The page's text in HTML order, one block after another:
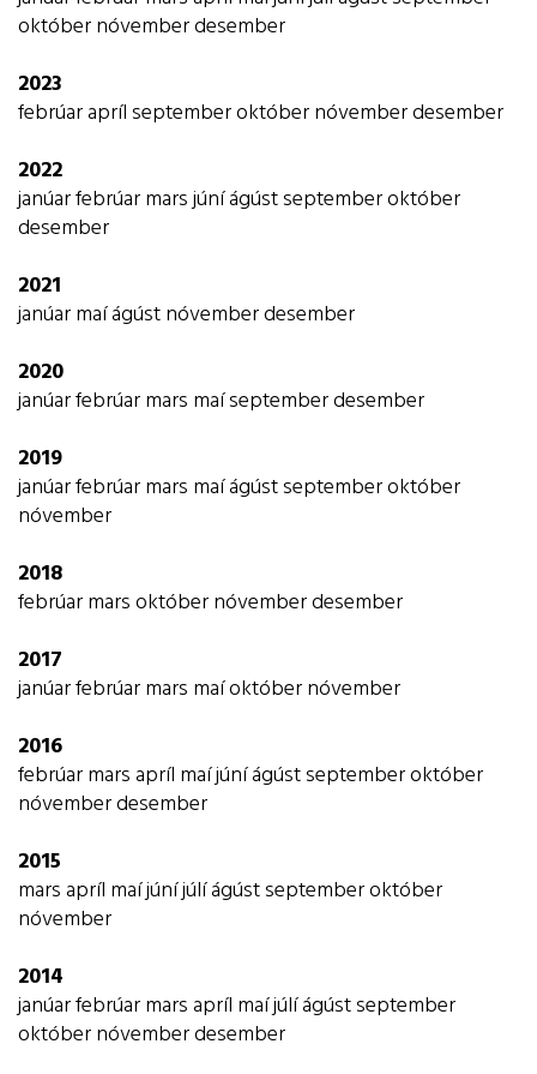
októbernóvemberdesember
2023
febrúaraprílseptemberoktóbernóvemberdesember
2022
janúarfebrúarmarsjúníágústseptemberoktóber
desember
2021
janúarmaíágústnóvemberdesember
2020
janúarfebrúarmars maíseptemberdesember
2019
janúarfebrúarmars maíágústseptemberoktóber
nóvember
2018
febrúarmarsoktóbernóvemberdesember
2017
janúarfebrúarmars maíoktóbernóvember
2016
febrúarmarsapríl maíjúníágústseptemberoktóber
nóvemberdesember
2015
marsapríl maíjúníjúlíágústseptemberoktóber
nóvember
2014
janúarfebrúarmarsapríl maíjúlíágústseptember
októbernóvemberdesember